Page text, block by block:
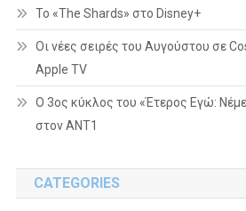
To «The Shards» στο Disney+
Οι νέες σειρές του Αυγούστου σε
Apple TV
Ο 3ος κύκλος του «Έτερος Εγώ:
στον ΑΝΤ1
CATEGORIES